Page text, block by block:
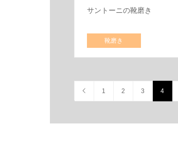
サントーニの靴磨き
靴磨き
1 2 3 4